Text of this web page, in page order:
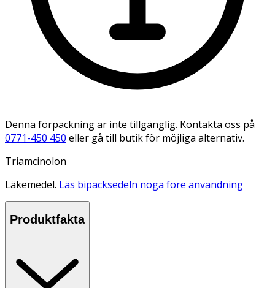
Denna förpackning är inte tillgänglig. Kontakta oss på
0771-450 450 eller gå till butik för möjliga alternativ.
Triamcinolon
Läkemedel. Läs bipacksedeln noga före användning
Produktfakta